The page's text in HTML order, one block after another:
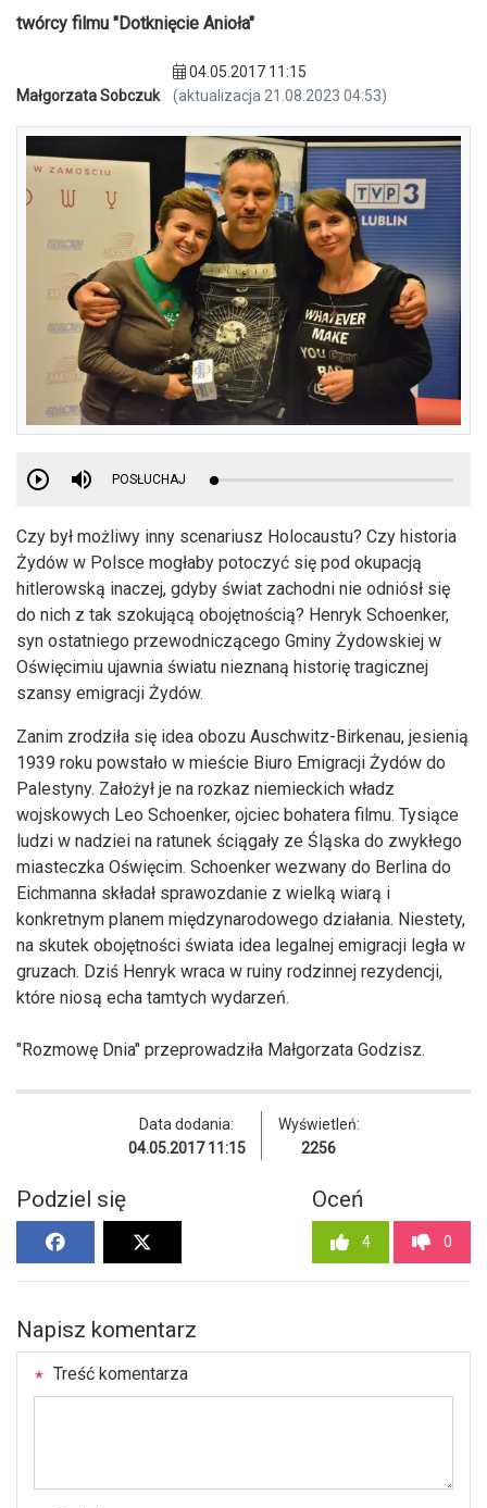
twórcy filmu "Dotknięcie Anioła"
Małgorzata Sobczuk
04.05.2017 11:15
(aktualizacja 21.08.2023 04:53)
POSŁUCHAJ
Czy był możliwy inny scenariusz Holocaustu? Czy historia
Żydów w Polsce mogłaby potoczyć się pod okupacją
hitlerowską inaczej, gdyby świat zachodni nie odniósł się
do nich z tak szokującą obojętnością? Henryk Schoenker,
syn ostatniego przewodniczącego Gminy Żydowskiej w
Oświęcimiu ujawnia światu nieznaną historię tragicznej
szansy emigracji Żydów.
Zanim zrodziła się idea obozu Auschwitz-Birkenau, jesienią
1939 roku powstało w mieście Biuro Emigracji Żydów do
Palestyny. Założył je na rozkaz niemieckich władz
wojskowych Leo Schoenker, ojciec bohatera filmu. Tysiące
ludzi w nadziei na ratunek ściągały ze Śląska do zwykłego
miasteczka Oświęcim. Schoenker wezwany do Berlina do
Eichmanna składał sprawozdanie z wielką wiarą i
konkretnym planem międzynarodowego działania. Niestety,
na skutek obojętności świata idea legalnej emigracji legła w
gruzach. Dziś Henryk wraca w ruiny rodzinnej rezydencji,
które niosą echa tamtych wydarzeń.
"Rozmowę Dnia" przeprowadziła Małgorzata Godzisz.
Data dodania:
04.05.2017 11:15
Wyświetleń:
2256
Podziel się Oceń
4 0
Napisz komentarz
Treść komentarza